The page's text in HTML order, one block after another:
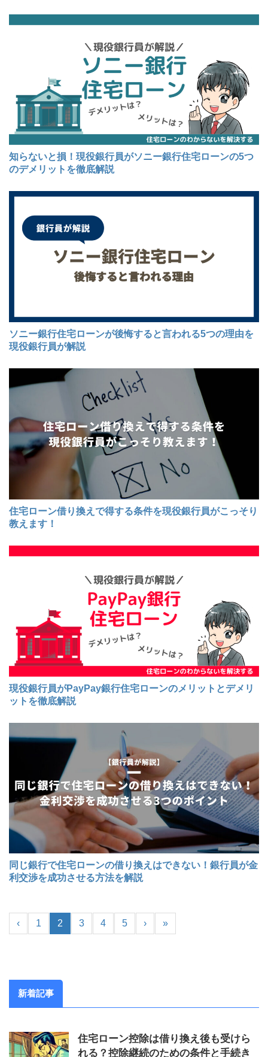
知らないと損！現役銀行員がソニー銀行住宅ローンの5つ
のデメリットを徹底解説
ソニー銀行住宅ローンが後悔すると言われる5つの理由を
現役銀行員が解説
住宅ローン借り換えで得する条件を現役銀行員がこっそり
教えます！
現役銀行員がPayPay銀行住宅ローンのメリットとデメリ
ットを徹底解説
同じ銀行で住宅ローンの借り換えはできない！銀行員が金
利交渉を成功させる方法を解説
‹ 1 2 3 4 5 › »
新着記事
住宅ローン控除は借り換え後も受けら
れる？控除継続のための条件と手続き